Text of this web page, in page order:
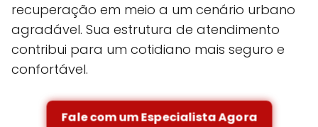
recuperação em meio a um cenário urbano
agradável. Sua estrutura de atendimento
contribui para um cotidiano mais seguro e
confortável.
Fale com um Especialista Agora